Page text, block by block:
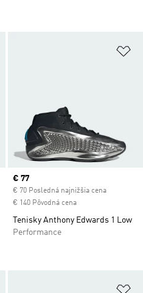
Pridať do zoznamu želaných
Current price
€ 77
€ 70 Posledná najnižšia cena
€ 140 Pôvodná cena
Tenisky Anthony Edwards 1 Low
Performance
Pridať do zoznamu želaných